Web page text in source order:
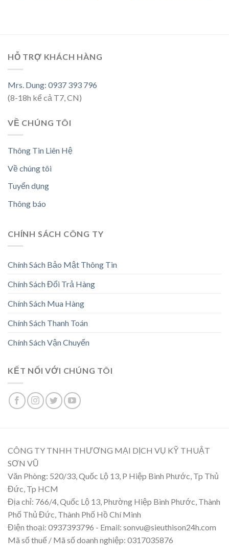
HỖ TRỢ KHÁCH HÀNG
Mrs. Dung: 0937 393 796
(8-18h kể cả T7, CN)
VỀ CHÚNG TÔI
Thông Tin Liên Hệ
Về chúng tôi
Tuyển dụng
Thông báo
CHÍNH SÁCH CÔNG TY
Chính Sách Bảo Mật Thông Tin
Chính Sách Đổi Trả Hàng
Chính Sách Mua Hàng
Chính Sách Thanh Toán
Chính Sách Vận Chuyển
KẾT NỐI VỚI CHÚNG TÔI
CÔNG TY TNHH THƯƠNG MẠI DỊCH VỤ KỸ THUẬT
SƠN VŨ
Văn Phòng: 520/33, Quốc Lộ 13, P Hiệp Bình Phước, Tp Thủ
Đức, Tp HCM
Địa chỉ: 766/4, Quốc Lộ 13, Phường Hiệp Bình Phước, Thành
Phố Thủ Đức, Thành Phố Hồ Chí Minh
Điện thoại: 0937393796 - Email: sonvu@sieuthison24h.com
Mã số thuế / Mã số doanh nghiệp: 0317035876